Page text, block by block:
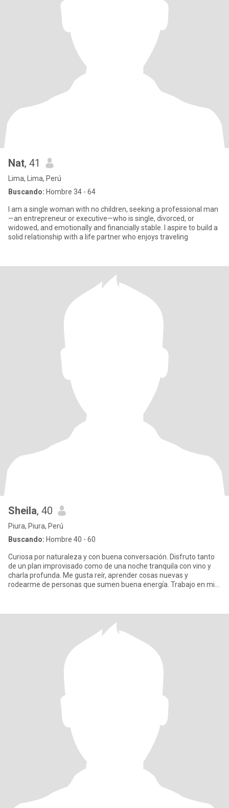
Nat, 41
Lima, Lima, Perú
Buscando: Hombre 34 - 64
I am a single woman with no children, seeking a professional man
—an entrepreneur or executive—who is single, divorced, or
widowed, and emotionally and financially stable. I aspire to build a
solid relationship with a life partner who enjoys traveling
Sheila, 40
Piura, Piura, Perú
Buscando: Hombre 40 - 60
Curiosa por naturaleza y con buena conversación. Disfruto tanto
de un plan improvisado como de una noche tranquila con vino y
charla profunda. Me gusta reír, aprender cosas nuevas y
rodearme de personas que sumen buena energía. Trabajo en mis